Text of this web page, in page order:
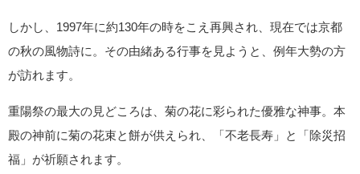
しかし、1997年に約130年の時をこえ再興され、現在では京都
の秋の風物詩に。その由緒ある行事を見ようと、例年大勢の方
が訪れます。
重陽祭の最大の見どころは、菊の花に彩られた優雅な神事。本
殿の神前に菊の花束と餅が供えられ、「不老長寿」と「除災招
福」が祈願されます。